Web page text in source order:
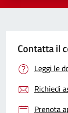
Contatta il
Leggi le
Richiedi
Prenota